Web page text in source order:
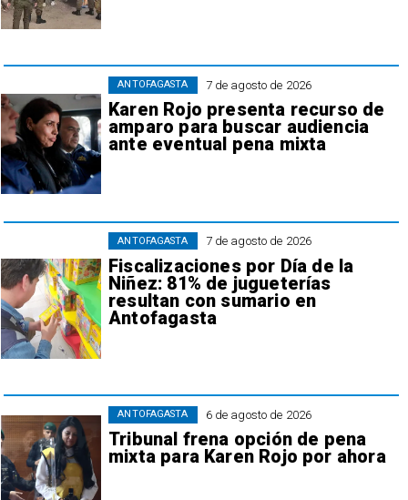
7 de agosto de 2026
Karen Rojo presenta recurso de
amparo para buscar audiencia
ante eventual pena mixta
ANTOFAGASTA
7 de agosto de 2026
Fiscalizaciones por Día de la
Niñez: 81% de jugueterías
resultan con sumario en
Antofagasta
ANTOFAGASTA
6 de agosto de 2026
Tribunal frena opción de pena
mixta para Karen Rojo por ahora
ANTOFAGASTA